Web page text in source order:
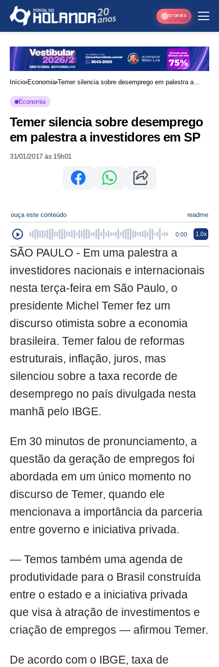
STORIES
Início Economia Temer silencia sobre desemprego em palestra a
Economia
Temer silencia sobre desemprego
em palestra a investidores em SP
31/01/2017 às 15h01
ouça este conteúdo readme
0:00 1.0x
SÃO PAULO - Em uma palestra a
investidores nacionais e internacionais
nesta terça-feira em São Paulo, o
presidente Michel Temer fez um
discurso otimista sobre a economia
brasileira. Temer falou de reformas
estruturais, inflação, juros, mas
silenciou sobre a taxa recorde de
desemprego no país divulgada nesta
manhã pelo IBGE.
Em 30 minutos de pronunciamento, a
questão da geração de empregos foi
abordada em um único momento no
discurso de Temer, quando ele
mencionava a importância da parceria
entre governo e iniciativa privada.
— Temos também uma agenda de
produtividade para o Brasil construída
entre o estado e a iniciativa privada
que visa à atração de investimentos e
criação de empregos — afirmou Temer.
De acordo com o IBGE, taxa de